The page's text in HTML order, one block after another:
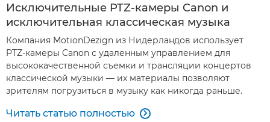
Исключительные PTZ-камеры Canon и
исключительная классическая музыка
Компания MotionDezign из Нидерландов использует
PTZ-камеры Canon с удаленным управлением для
высококачественной съемки и трансляции концертов
классической музыки — их материалы позволяют
зрителям погрузиться в музыку как никогда раньше.
Читать статью полностью 